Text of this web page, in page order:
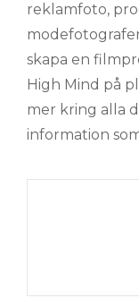
reklamfoto,
skapa en
High Mind på
mer kring alla
information